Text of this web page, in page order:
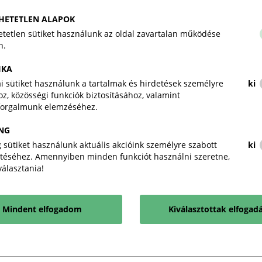
tapasztal a szektor -ami a
érdemi beavatkozás szükséges.
módosítást, amely lehetővé
feltételeinek korrigálását. A
érdekében szorgalmazzuk
legyen és a vállalkozásoknak ne
MKIK_sajtóközlemény-
KAPCSOLÓDÓ
ALAPOK
sütiket használunk az oldal zavartalan működése
sütiket használunk a tartalmak és hirdetések személyre
közösségi funkciók biztosításához, valamint
elemzéséhez.
ki
sütiket használunk aktuális akcióink személyre szabott
Amennyiben minden funkciót használni szeretne,
ki
Mindent elfogadom Kiválasztottak